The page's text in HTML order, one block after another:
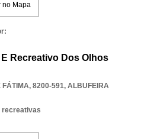
no Mapa
Recreativo Dos Olhos
FÁTIMA, 8200-591, ALBUFEIRA
recreativas